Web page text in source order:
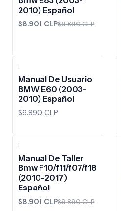
2010) Español
$8.901 CLP$9.890 CLP
|
Manual De Usuario
BMW E60 (2003-
2010) Español
$9.890 CLP
|
Manual De Taller
Bmw F10/f11/f07/f18
(2010-2017)
Español
$8.901 CLP$9.890 CLP